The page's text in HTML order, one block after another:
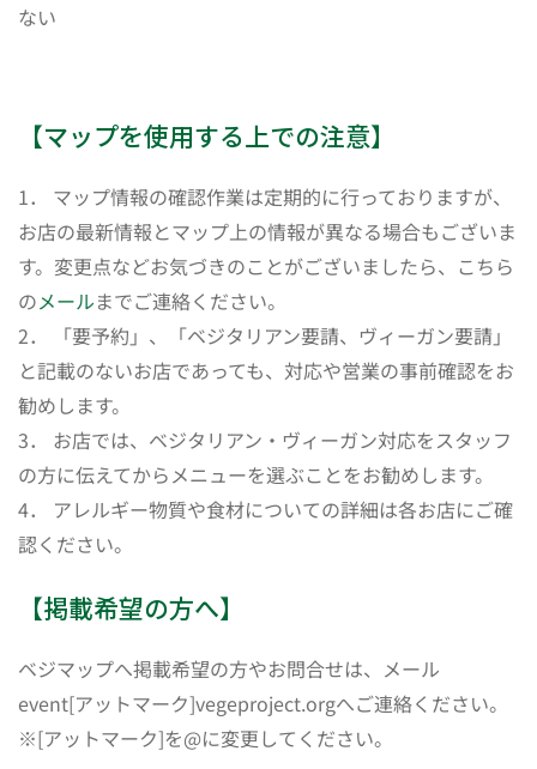
ない
【マップを使用する上での注意】
1． マップ情報の確認作業は定期的に行っておりますが、
お店の最新情報とマップ上の情報が異なる場合もございま
す。変更点などお気づきのことがございましたら、こちら
のメールまでご連絡ください。
2． 「要予約」、「ベジタリアン要請、ヴィーガン要請」
と記載のないお店であっても、対応や営業の事前確認をお
勧めします。
3． お店では、ベジタリアン・ヴィーガン対応をスタッフ
の方に伝えてからメニューを選ぶことをお勧めします。
4． アレルギー物質や食材についての詳細は各お店にご確
認ください。
【掲載希望の方へ】
ベジマップへ掲載希望の方やお問合せは、メール
event[アットマーク]vegeproject.orgへご連絡ください。
※[アットマーク]を@に変更してください。